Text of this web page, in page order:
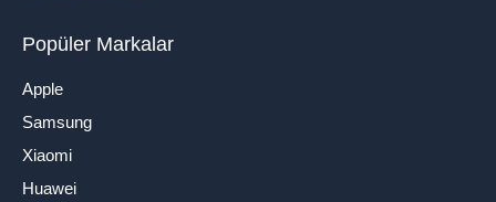
Popüler Markalar
Apple
Samsung
Xiaomi
Huawei